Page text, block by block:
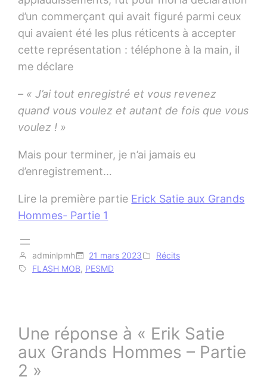
d’un commerçant qui avait figuré parmi ceux
qui avaient été les plus réticents à accepter
cette représentation : téléphone à la main, il
me déclare
– « J’ai tout enregistré et vous revenez
quand vous voulez et autant de fois que vous
voulez ! »
Mais pour terminer, je n’ai jamais eu
d’enregistrement…
Lire la première partie Erick Satie aux Grands
Hommes- Partie 1
adminlpmh 21 mars 2023
Récits
FLASH MOB, PESMD
Une réponse à « Erik Satie
aux Grands Hommes – Partie
2 »